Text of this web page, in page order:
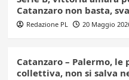
Catanzaro non basta,
Redazione PL 20 Maggio
Catanzaro – Palermo, le
collettiva, non si salva